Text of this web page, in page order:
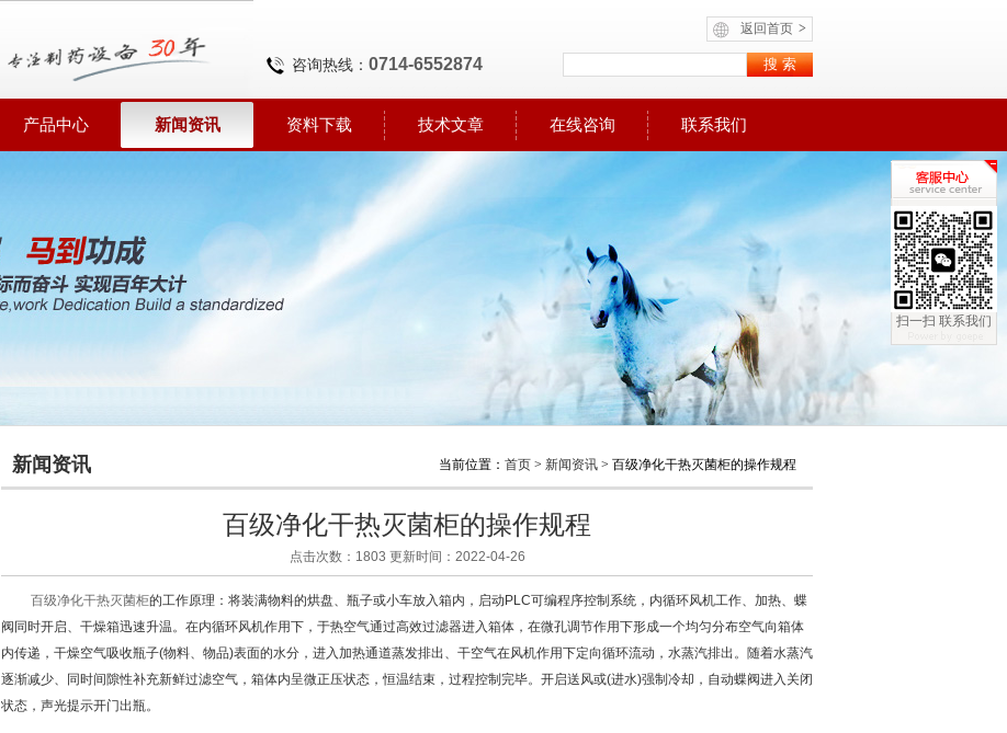
返回首页 >
咨询热线： 0714-6552874
产品中心 新闻资讯 资料下载 技术文章 在线咨询 联系我们
新闻资讯 当前位置： 首页 > 新闻资讯 > 百级净化干热灭菌柜的操作规程
百级净化干热灭菌柜的操作规程
点击次数：1803 更新时间：2022-04-26
百级净化干热灭菌柜的工作原理：将装满物料的烘盘、瓶子或小车放入箱内，启动PLC可编程序控制系统，内循环风机工作、加热、蝶
阀同时开启、干燥箱迅速升温。在内循环风机作用下，于热空气通过高效过滤器进入箱体，在微孔调节作用下形成一个均匀分布空气向箱体
内传递，干燥空气吸收瓶子(物料、物品)表面的水分，进入加热通道蒸发排出、干空气在风机作用下定向循环流动，水蒸汽排出。随着水蒸汽
逐渐减少、同时间隙性补充新鲜过滤空气，箱体内呈微正压状态，恒温结束，过程控制完毕。开启送风或(进水)强制冷却，自动蝶阀进入关闭
状态，声光提示开门出瓶。
扫一扫 联系我们